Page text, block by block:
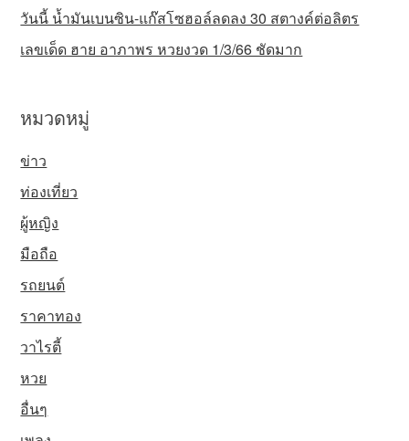
วันนี้ น้ำมันเบนซิน-แก๊สโซฮอล์ลดลง 30 สตางค์ต่อลิตร
เลขเด็ด ฮาย อาภาพร หวยงวด 1/3/66 ชัดมาก
หมวดหมู่
ข่าว
ท่องเที่ยว
ผู้หญิง
มือถือ
รถยนต์
ราคาทอง
วาไรตี้
หวย
อื่นๆ